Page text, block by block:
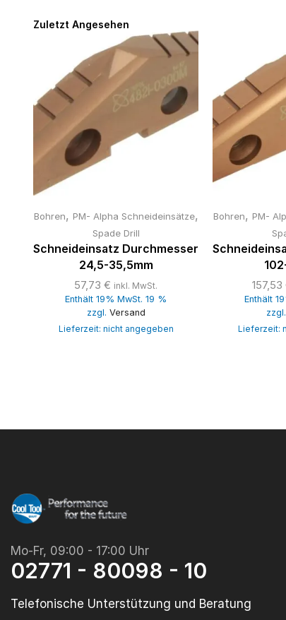
Zuletzt Angesehen
Bohren, PM- Alpha Schneideinsätze,
Spade Drill
Schneideinsatz Durchmesser
24,5-35,5mm
57,73 € inkl. MwSt.
Enthält 19% MwSt. 19 %
zzgl. Versand
Lieferzeit: nicht angegeben
Bohren, PM-
157,53
Enthält
zzgl.
Lieferzeit:
Mo-Fr, 09:00 - 17:00 Uhr
02771 - 80098 - 10
Telefonische Unterstützung und Beratung